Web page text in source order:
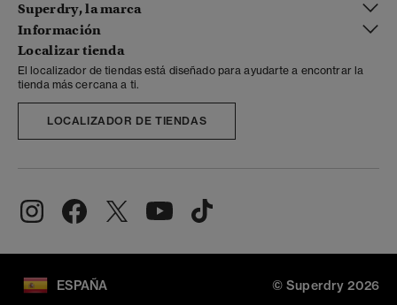
Superdry, la marca
Información
Localizar tienda
El localizador de tiendas está diseñado para ayudarte a encontrar la
tienda más cercana a ti.
LOCALIZADOR DE TIENDAS
ESPAÑA © Superdry 2026